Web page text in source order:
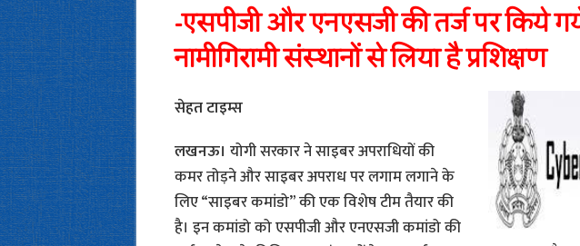
-एसपीजी और एनएसजी की तर्ज पर किये
नामीगिरामी संस्थानों से लिया है प्रशिक्षण
सेहत टाइम्स
लखनऊ। योगी सरकार ने साइबर अपराधियों की
कमर तोड़ने और साइबर अपराध पर लगाम लगाने के
लिए “साइबर कमांडो” की एक विशेष टीम तैयार की
है। इन कमांडो को एसपीजी और एनएसजी कमांडो की